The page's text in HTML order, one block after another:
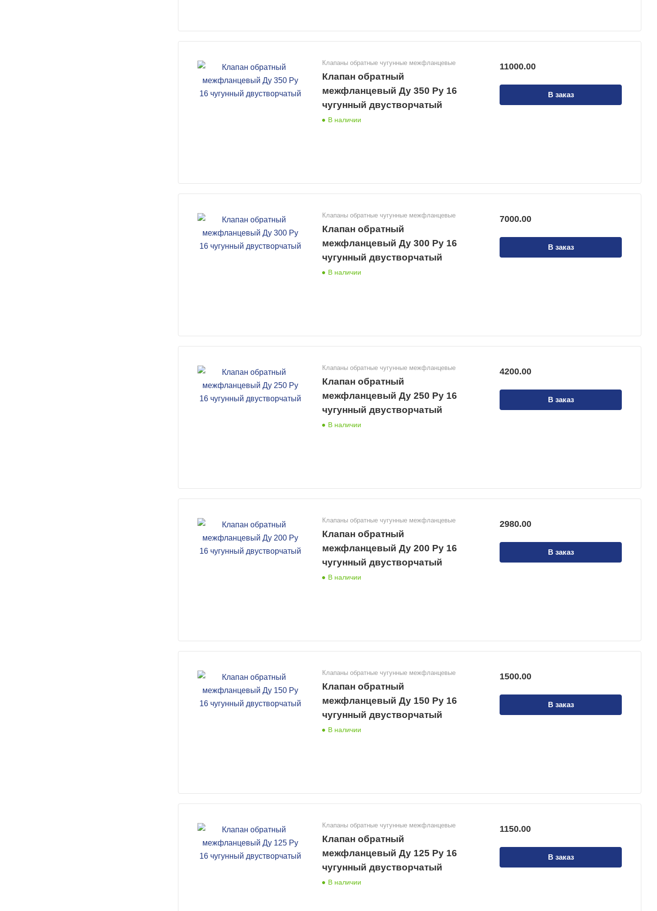
Клапаны обратные чугунные межфланцевые
Клапан обратный
межфланцевый Ду 350 Ру 16
чугунный двустворчатый
В наличии
11000.00
В заказ
Клапаны обратные чугунные межфланцевые
Клапан обратный
межфланцевый Ду 300 Ру 16
чугунный двустворчатый
В наличии
7000.00
В заказ
Клапаны обратные чугунные межфланцевые
Клапан обратный
межфланцевый Ду 250 Ру 16
чугунный двустворчатый
В наличии
4200.00
В заказ
Клапаны обратные чугунные межфланцевые
Клапан обратный
межфланцевый Ду 200 Ру 16
чугунный двустворчатый
В наличии
2980.00
В заказ
Клапаны обратные чугунные межфланцевые
Клапан обратный
межфланцевый Ду 150 Ру 16
чугунный двустворчатый
В наличии
1500.00
В заказ
Клапаны обратные чугунные межфланцевые
Клапан обратный
межфланцевый Ду 125 Ру 16
чугунный двустворчатый
В наличии
1150.00
В заказ